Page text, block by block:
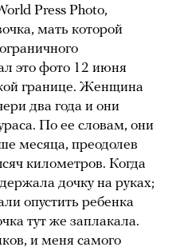
Press Photo,
мать которой
это фото 12 июня
границе. Женщина
два года и они
По ее словам, они
месяца, преодолев
километров. Когда
дочку на руках;
опустить ребенка
тут же заплакала.
и меня самого